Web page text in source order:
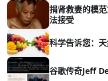
捐肾救妻的模
法接受
科学告诉您：
谷歌传奇Jeff